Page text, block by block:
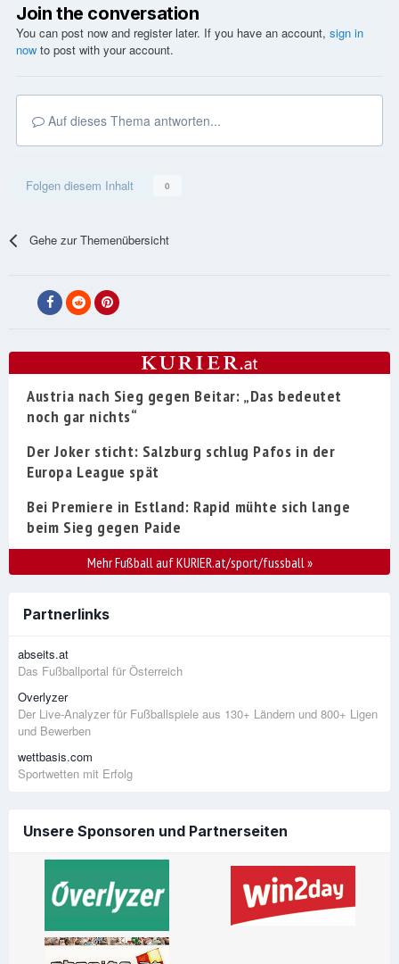
Join the conversation
You can post now and register later. If you have an account, sign in
now to post with your account.
Auf dieses Thema antworten...
Folgen diesem Inhalt 0
Gehe zur Themenübersicht
Austria nach Sieg gegen Beitar: „Das bedeutet
noch gar nichts“
Der Joker sticht: Salzburg schlug Pafos in der
Europa League spät
Bei Premiere in Estland: Rapid mühte sich lange
beim Sieg gegen Paide
Mehr Fußball auf KURIER.at/sport/fussball»
Partnerlinks
abseits.at
Das Fußballportal für Österreich
Overlyzer
Der Live-Analyzer für Fußballspiele aus 130+ Ländern und 800+ Ligen
und Bewerben
wettbasis.com
Sportwetten mit Erfolg
Unsere Sponsoren und Partnerseiten